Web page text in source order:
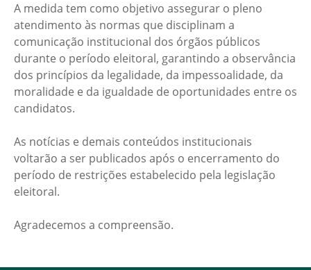
A medida tem como objetivo assegurar o pleno
atendimento às normas que disciplinam a
comunicação institucional dos órgãos públicos
durante o período eleitoral, garantindo a observância
dos princípios da legalidade, da impessoalidade, da
moralidade e da igualdade de oportunidades entre os
candidatos.
As notícias e demais conteúdos institucionais
voltarão a ser publicados após o encerramento do
período de restrições estabelecido pela legislação
eleitoral.
Agradecemos a compreensão.